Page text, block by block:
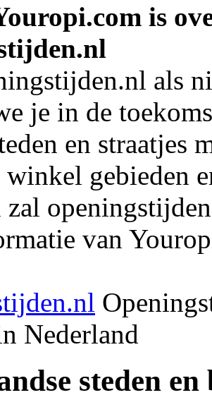
is
als
je in de
en straatjes
winkel gebieden
zal
van
Nederland
steden en